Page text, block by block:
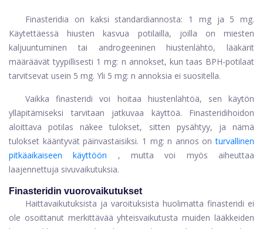
Finasteridia on kaksi standardiannosta: 1 mg ja 5 mg.
Käytettäessä hiusten kasvua potilailla, joilla on miesten
kaljuuntuminen tai androgeeninen hiustenlähtö, lääkärit
määräävät tyypillisesti 1 mg: n annokset, kun taas BPH-potilaat
tarvitsevat usein 5 mg. Yli 5 mg: n annoksia ei suositella.
Vaikka finasteridi voi hoitaa hiustenlähtöä, sen käytön
ylläpitämiseksi tarvitaan jatkuvaa käyttöä. Finasteridihoidon
aloittava potilas näkee tulokset, sitten pysähtyy, ja nämä
tulokset kääntyvät päinvastaisiksi. 1 mg: n annos on turvallinen
pitkäaikaiseen käyttöön
, mutta voi myös aiheuttaa
laajennettuja sivuvaikutuksia.
Finasteridin vuorovaikutukset
Haittavaikutuksista ja varoituksista huolimatta finasteridi ei
ole osoittanut merkittävää yhteisvaikutusta muiden lääkkeiden